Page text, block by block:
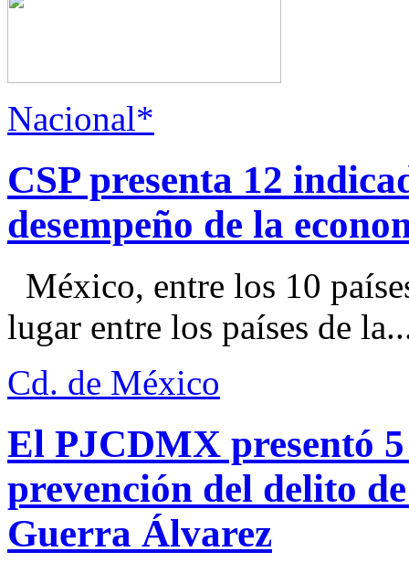
Nacional*
CSP presenta 12
desempeño de la
México, entre los 10
lugar entre los países de
Cd. de México
El PJCDMX presentó
prevención del delito
Guerra Álvarez